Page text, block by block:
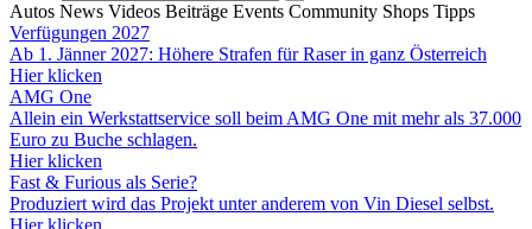
Autos News Videos Beiträge Events Community Shops Tipps
Verfügungen 2027
Ab 1. Jänner 2027: Höhere Strafen für Raser in ganz Österreich
Hier klicken
AMG One
Allein ein Werkstattservice soll beim AMG One mit mehr als 37.000
Euro zu Buche schlagen.
Hier klicken
Fast & Furious als Serie?
Produziert wird das Projekt unter anderem von Vin Diesel selbst.